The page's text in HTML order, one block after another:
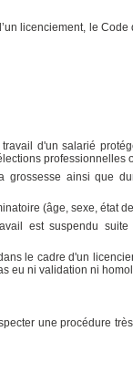
licenciement, le
d'un salarié
professionnelles
grossesse ainsi que
(âge, sexe, état
est suspendu
le cadre d'un
eu ni validation ni
une procédure